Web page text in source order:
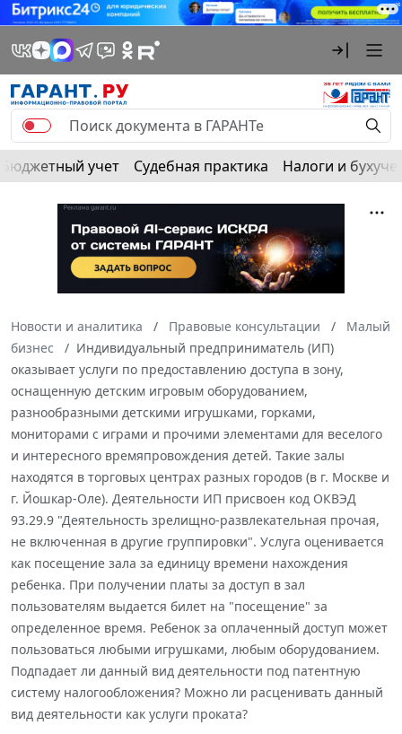
Бюджетный учет Судебная практика Налоги и
Новости и аналитика Правовые консультации
Малый
бизнес
Индивидуальный предприниматель (ИП)
оказывает услуги по предоставлению доступа в зону,
оснащенную детским игровым оборудованием,
разнообразными детскими игрушками, горками,
мониторами с играми и прочими элементами для веселого
и интересного времяпровождения детей. Такие залы
находятся в торговых центрах разных городов (в г. Москве и
г. Йошкар-Оле). Деятельности ИП присвоен код ОКВЭД
93.29.9 "Деятельность зрелищно-развлекательная прочая,
не включенная в другие группировки". Услуга оценивается
как посещение зала за единицу времени нахождения
ребенка. При получении платы за доступ в зал
пользователям выдается билет на "посещение" за
определенное время. Ребенок за оплаченный доступ может
пользоваться любыми игрушками, любым оборудованием.
Подпадает ли данный вид деятельности под патентную
систему налогообложения? Можно ли расценивать данный
вид деятельности как услуги проката?